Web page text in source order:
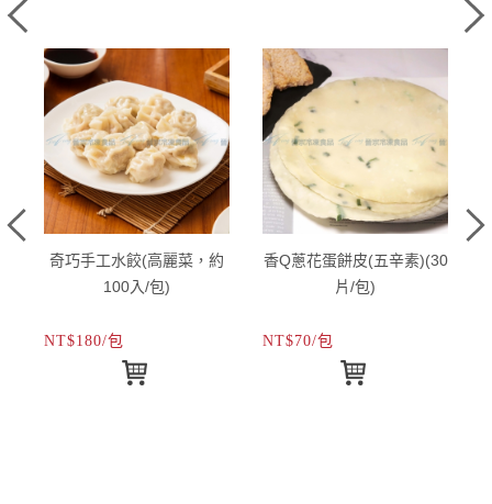
奇巧手工水餃(高麗菜，約
100入/包)
NT$180/包
香Q蔥花蛋餅皮(五辛素)(30
片/包)
NT$70/包